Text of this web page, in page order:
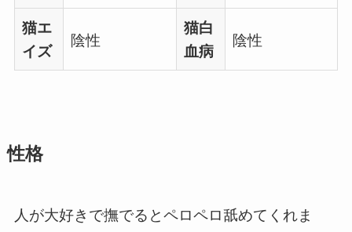
猫エ
イズ
陰性
猫白
血病
陰性
性格
人が大好きで撫でるとペロペロ舐めてくれま